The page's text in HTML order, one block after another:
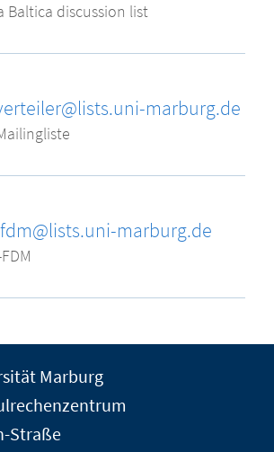
Baltica discussion list
marburg.de
marburg.de
Marburg
Straße